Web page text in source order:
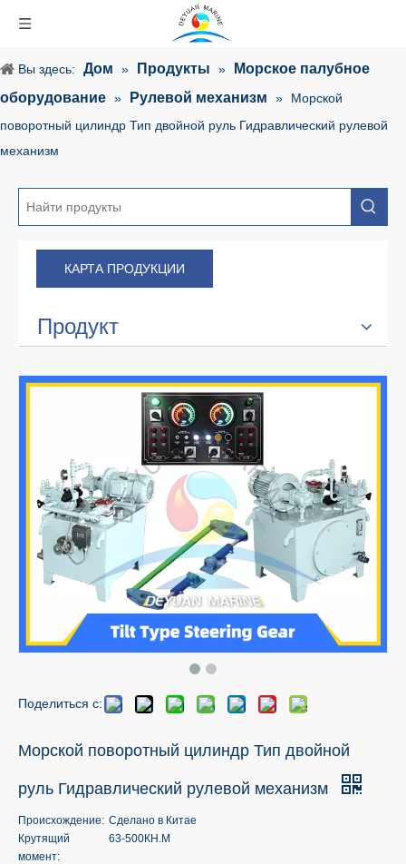
Вы здесь: Дом » Продукты »
Морское палубное
оборудование » Рулевой механизм »
Морской
поворотный цилиндр Тип двойной руль Гидравлический рулевой
механизм
КАРТА ПРОДУКЦИИ
Продукт
Поделиться с:
Морской поворотный цилиндр Тип двойной
руль Гидравлический рулевой механизм
Происхождение: Сделано в Китае
Крутящий
момент:
63-500КН.М